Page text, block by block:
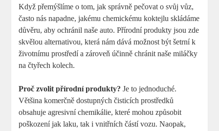
Když přemýšlíme o tom, jak správně pečovat o svůj vůz,
často nás napadne, jakému chemickému koktejlu skládáme
důvěru, aby ochránil naše auto. Přírodní produkty jsou zde
skvělou alternativou, která nám dává možnost být šetrní k
životnímu prostředí a zároveň účinně chránit naše miláčky
na čtyřech kolech.
Proč zvolit přírodní produkty? Je to jednoduché.
Většina komerčně dostupných čisticích prostředků
obsahuje agresivní chemikálie, které mohou způsobit
poškození jak laku, tak i vnitřních částí vozu. Naopak,